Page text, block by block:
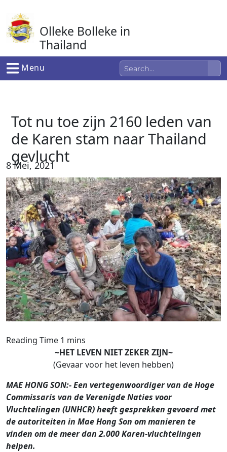
naar
de
inhoud
Olleke Bolleke in
Thailand
In Thailand
Menu
Tot nu toe zijn 2160 leden van
de Karen stam naar Thailand
gevlucht
8 Mei, 2021
~HET LEVEN NIET ZEKER ZIJN~
(Gevaar voor het leven hebben)
MAE HONG SON:- Een vertegenwoordiger van de Hoge
Commissaris van de Verenigde Naties voor
Vluchtelingen (UNHCR) heeft gesprekken gevoerd met
de autoriteiten in Mae Hong Son om manieren te
vinden om de meer dan 2.000 Karen-vluchtelingen
helpen.